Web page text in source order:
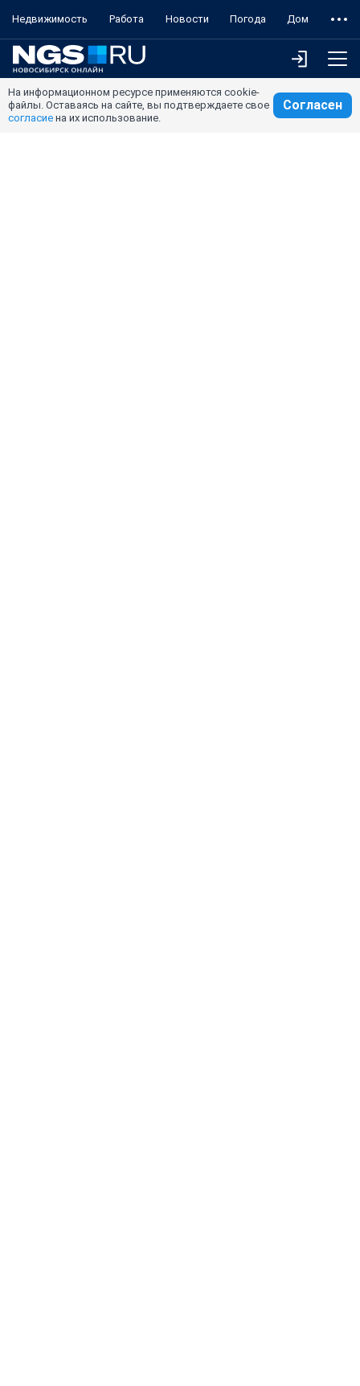
Недвижимость Работа Новости Погода Дом
На информационном ресурсе применяются cookie-
файлы. Оставаясь на сайте, вы подтверждаете свое
согласие на их использование.
Согласен